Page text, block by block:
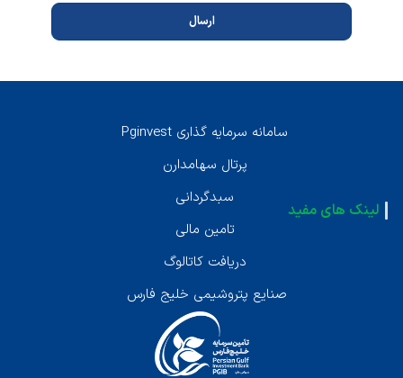
لینک های مفید
سامانه سرمايه گذارى Pginvest
پرتال سهامدارن
سبدگردانى
تامين مالى
دريافت كاتالوگ
صنایع پتروشیمی خلیج فارس